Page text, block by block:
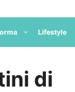
Lifestyle
di